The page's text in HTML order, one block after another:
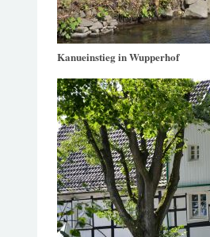
Kanueinstieg in Wupperhof